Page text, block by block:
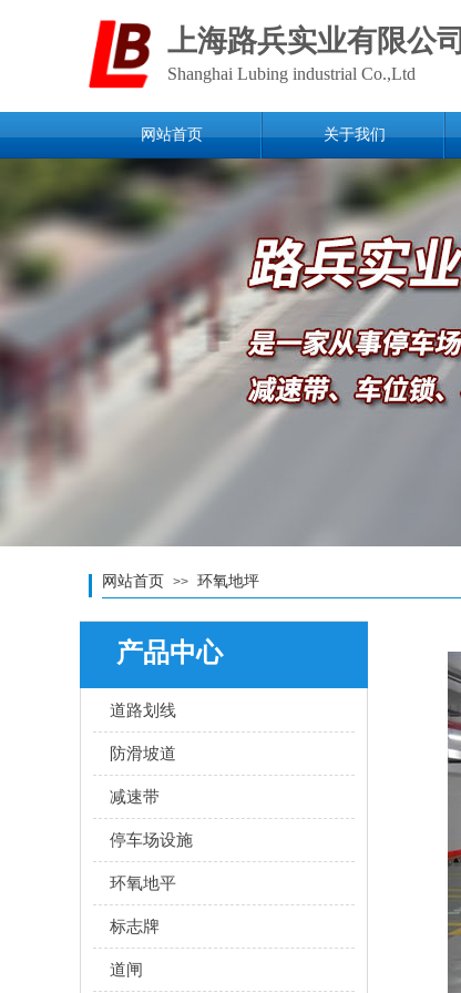
上海路兵实业有限公司
Shanghai Lubing industrial Co.,Ltd
网站首页 关于我们
网站首页 >> 环氧地坪
产品中心
道路划线
防滑坡道
减速带
停车场设施
环氧地平
标志牌
道闸